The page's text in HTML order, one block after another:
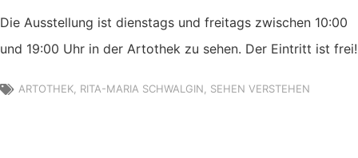
Die Ausstellung ist dienstags und freitags zwischen 10:00
und 19:00 Uhr in der Artothek zu sehen. Der Eintritt ist frei!
ARTOTHEK, RITA-MARIA SCHWALGIN, SEHEN VERSTEHEN